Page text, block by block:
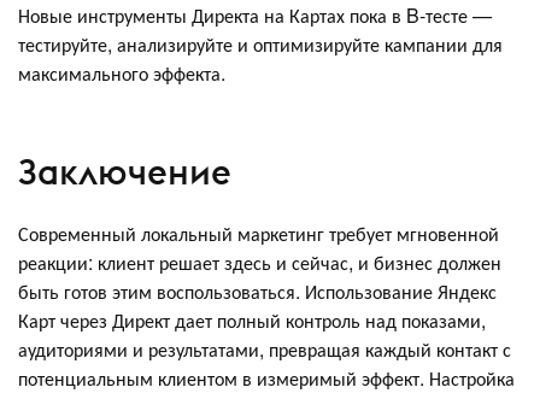
Новые инструменты Директа на Картах пока в B-тесте —
тестируйте, анализируйте и оптимизируйте кампании для
максимального эффекта.
Заключение
Современный локальный маркетинг требует мгновенной
реакции: клиент решает здесь и сейчас, и бизнес должен
быть готов этим воспользоваться. Использование Яндекс
Карт через Директ дает полный контроль над показами,
аудиториями и результатами, превращая каждый контакт с
потенциальным клиентом в измеримый эффект. Настройка